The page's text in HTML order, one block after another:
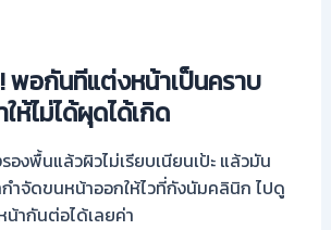
พอกันทีแต่งหน้าเป็นคราบ
ห้ไม่ได้ผุดได้เกิด
องพื้นแล้วผิวไม่เรียบเนียนเป้ะ แล้วมัน
ำจัดขนหน้าออกให้ไวที่กังนัมคลินิก ไปดู
น้ากันต่อได้เลยค่า